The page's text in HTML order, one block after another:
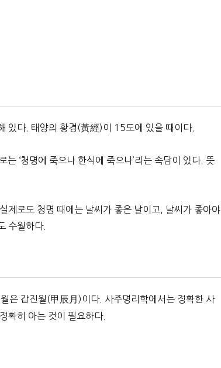
있다. 태양의 황경(黃經)이 15도에 있을 때이다.
‘청명에 죽으나 한식에 죽으나’라는 속담이 있다. 뜻
제로도 청명 때에는 날씨가 좋은 날이고, 날씨가 좋아야
수월하다.
은 갑진월(甲辰月)이다. 사주명리학에서는 정확한 사
확히 아는 것이 필요하다.